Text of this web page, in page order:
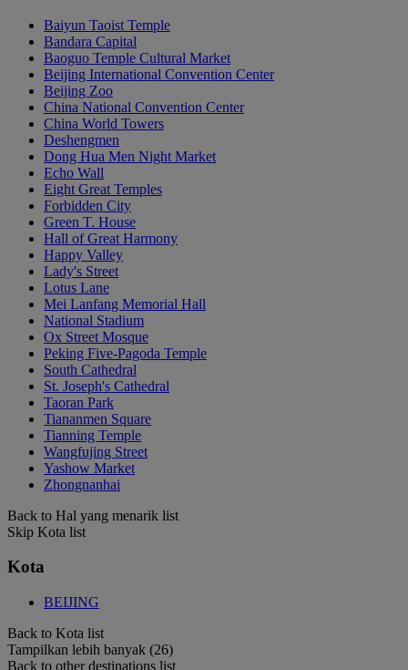
Baiyun Taoist Temple
Bandara Capital
Baoguo Temple Cultural Market
Beijing International Convention Center
Beijing Zoo
China National Convention Center
China World Towers
Deshengmen
Dong Hua Men Night Market
Echo Wall
Eight Great Temples
Forbidden City
Green T. House
Hall of Great Harmony
Happy Valley
Lady's Street
Lotus Lane
Mei Lanfang Memorial Hall
National Stadium
Ox Street Mosque
Peking Five-Pagoda Temple
South Cathedral
St. Joseph's Cathedral
Taoran Park
Tiananmen Square
Tianning Temple
Wangfujing Street
Yashow Market
Zhongnanhai
Back to Hal yang menarik list
Skip Kota list
Kota
BEIJING
Back to Kota list
Tampilkan lebih banyak (26)
Back to other destinations list